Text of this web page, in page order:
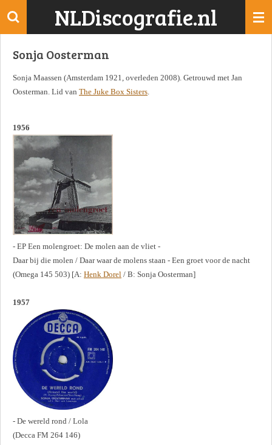
Ga
de
NLDiscografie.nl
Sonja Oosterman
Sonja Maassen (Amsterdam 1921, overleden 2008). Getrouwd met Jan
Oosterman. Lid van The Juke Box Sisters.
1956
- EP Een molengroet: De molen aan de vliet -
Daar bij die molen / Daar waar de molens staan - Een groet voor de nacht
(Omega 145 503) [A: Henk Dorel / B: Sonja Oosterman]
1957
- De wereld rond / Lola
(Decca FM 264 146)